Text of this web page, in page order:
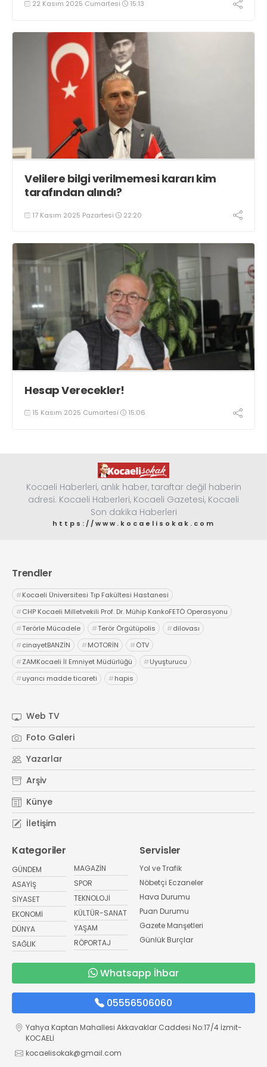
22 Kasım 2025 Cumartesi 15:13
Velilere bilgi verilmemesi kararı kim
tarafından alındı?
17 Kasım 2025 Pazartesi 22:20
Hesap Verecekler!
15 Kasım 2025 Cumartesi 15:06
Kocaeli Haberleri, anlık haber, taraftar değil haberin
adresi. Kocaeli Haberleri, Kocaeli Gazetesi, Kocaeli
Son dakika Haberleri
https://www.kocaelisokak.com
Trendler
#Kocaeli Üniversitesi Tıp Fakültesi Hastanesi
#CHP Kocaeli Milletvekili Prof. Dr. Mühip KankoFETÖ Operasyonu
#Terörle Mücadele #Terör Örgütüpolis #dilovası
#cinayetBANZİN #MOTORİN #ÖTV
#ZAMKocaeli İl Emniyet Müdürlüğü #Uyuşturucu
#uyarıcı madde ticareti #hapis
Web TV
Foto Galeri
Yazarlar
Arşiv
Künye
İletişim
Kategoriler
GÜNDEM
ASAYİŞ
SİYASET
EKONOMİ
DÜNYA
SAĞLIK
MAGAZİN
SPOR
TEKNOLOJİ
KÜLTÜR-SANAT
YAŞAM
RÖPORTAJ
Servisler
Yol ve Trafik
Nöbetçi Eczaneler
Hava Durumu
Puan Durumu
Gazete Manşetleri
Günlük Burçlar
Whatsapp İhbar
05556506060
Yahya Kaptan Mahallesi Akkavaklar Caddesi No:17/4 İzmit-
KOCAELİ
kocaelisokak@gmail.com